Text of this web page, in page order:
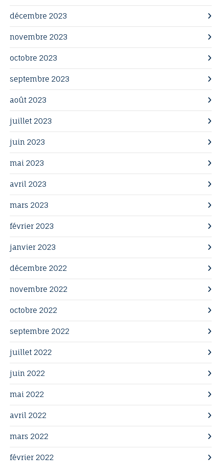
décembre 2023
novembre 2023
octobre 2023
septembre 2023
août 2023
juillet 2023
juin 2023
mai 2023
avril 2023
mars 2023
février 2023
janvier 2023
décembre 2022
novembre 2022
octobre 2022
septembre 2022
juillet 2022
juin 2022
mai 2022
avril 2022
mars 2022
février 2022